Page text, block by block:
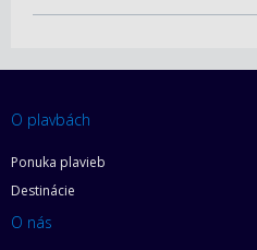
O plavbách
Ponuka plavieb
Destinácie
O nás